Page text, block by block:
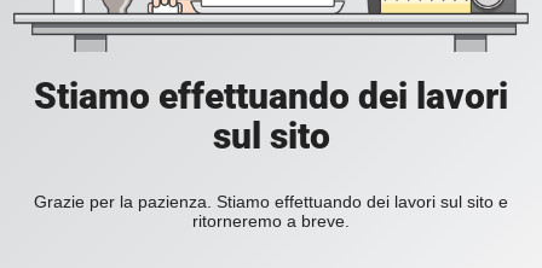
Stiamo effettuando dei lavori
sul sito
Grazie per la pazienza. Stiamo effettuando dei lavori sul sito e
ritorneremo a breve.